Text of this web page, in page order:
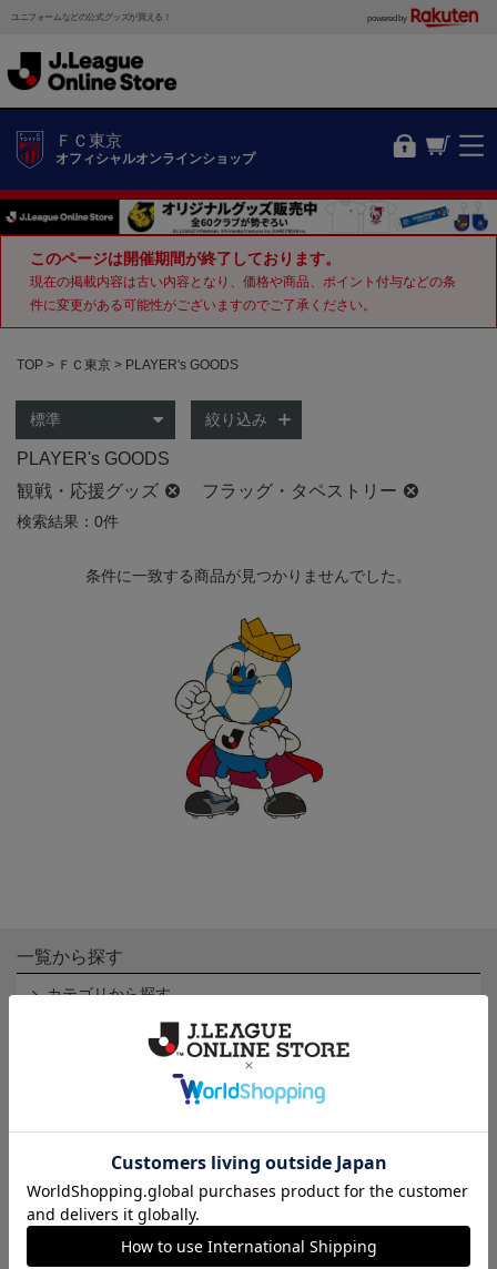
ユニフォームなどの公式グッズが買える！ powered by
ＦＣ東京
オフィシャルオンラインショップ
このページは開催期間が終了しております。
現在の掲載内容は古い内容となり、価格や商品、ポイント付与などの条
件に変更がある可能性がございますのでご了承ください。
TOP ＦＣ東京 PLAYER's GOODS
絞り込み
PLAYER's GOODS
観戦・応援グッズ
フラッグ・タペストリー
検索結果：0件
条件に一致する商品が見つかりませんでした。
一覧から探す
カテゴリから探す
クラブから探す
Ｊ2
インフォメーション
Ｊリーグオンラインストアとは
利用規約
個人情報保護方針